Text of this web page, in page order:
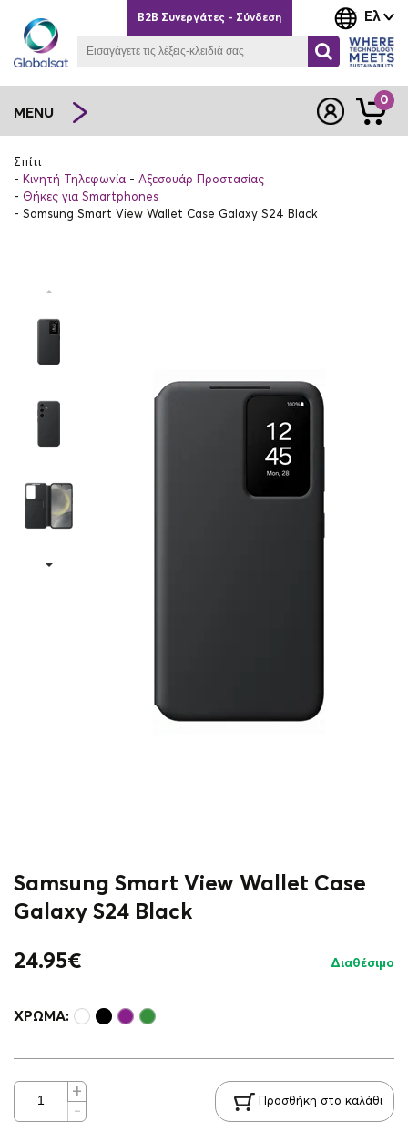
Ελ
B2B Συνεργάτες - Σύνδεση
MENU
0
Σπίτι
Κινητή Τηλεφωνία
Αξεσουάρ Προστασίας
Θήκες για Smartphones
Samsung Smart View Wallet Case Galaxy S24 Black
Samsung Smart View Wallet Case
Galaxy S24 Black
24.95€ Διαθέσιμο
ΧΡΏΜΑ:
Προσθήκη στο καλάθι